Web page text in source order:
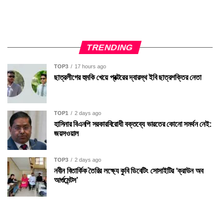
TRENDING
TOP3 17 hours ago
ছাত্রলীগের হুমকি খেয়ে প্রক্টরের দ্বারস্থ ইবি ছাত্রশক্তির নেতা
TOP1 2 days ago
হাসিনার বিএনপি সরকারবিরোধী বক্তব্যে ভারতের কোনো সমর্থন নেই:
জয়সওয়াল
TOP3 2 days ago
নবীন বিতার্কিক তৈরির লক্ষ্যে কুবি ডিবেটিং সোসাইটির ‘ক্রাউন অব
আর্গুমেন্টস’